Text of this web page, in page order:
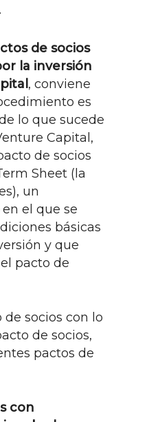
de socios
la inversión
, conviene
es
lo que sucede
Capital,
de socios
Sheet (la
un
el que se
básicas
y que
pacto de
socios con lo
de socios,
pactos de
con